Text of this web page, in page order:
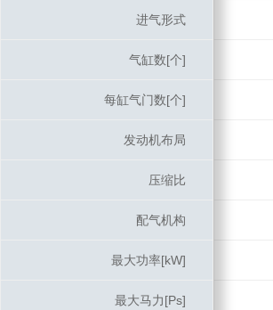
进气形式
气缸数[个]
每缸气门数[个]
发动机布局
压缩比
配气机构
最大功率[kW]
最大马力[Ps]
进气形式
气缸数[个]
每缸气门数[个]
发动机布局
压缩比
配气机构
最大功率[kW]
最大马力[Ps]